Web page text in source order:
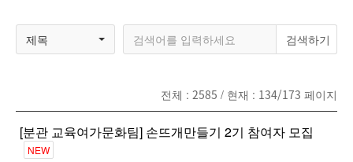
제목
전체 : 2585 / 현재 : 134/173 페이지
[분관 교육여가문화팀] 손뜨개만들기 2기 참여자 모집
NEW